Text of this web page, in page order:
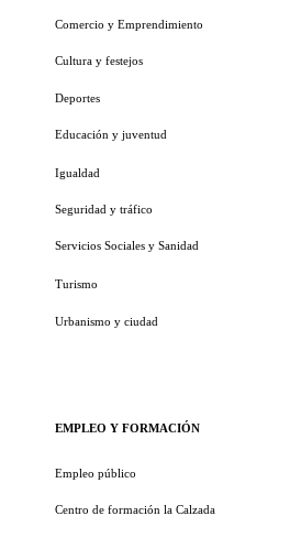
Comercio y Emprendimiento
Cultura y festejos
Deportes
Educación y juventud
Igualdad
Seguridad y tráfico
Servicios Sociales y Sanidad
Turismo
Urbanismo y ciudad
EMPLEO Y FORMACIÓN
Empleo público
Centro de formación la Calzada